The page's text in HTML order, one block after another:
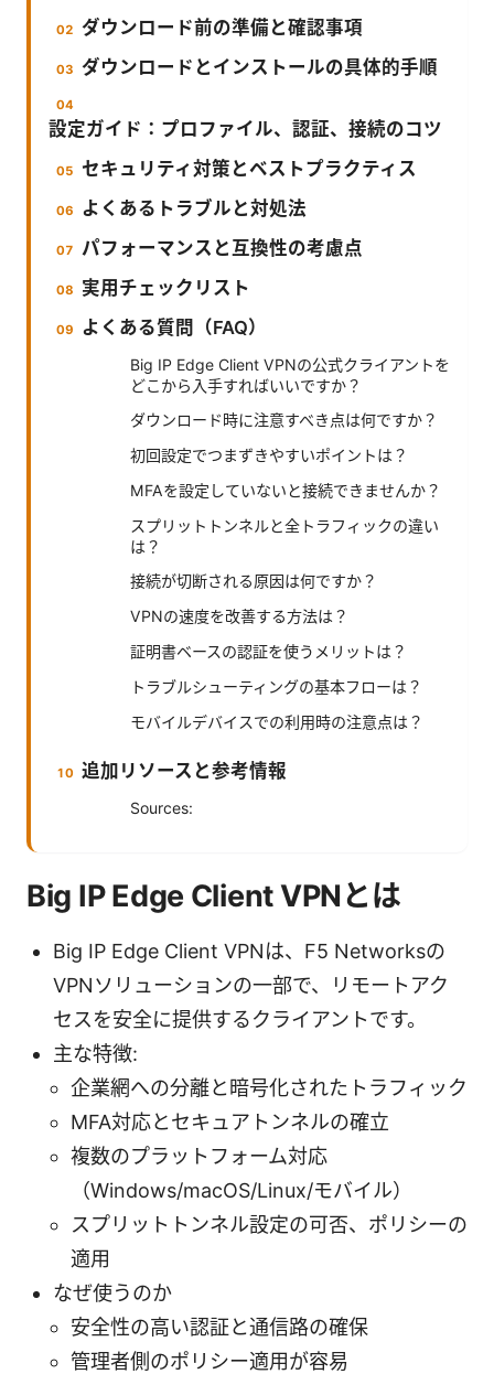
ダウンロード前の準備と確認事項
ダウンロードとインストールの具体的手順
設定ガイド：プロファイル、認証、接続のコツ
セキュリティ対策とベストプラクティス
よくあるトラブルと対処法
パフォーマンスと互換性の考慮点
実用チェックリスト
よくある質問（FAQ）
Big IP Edge Client VPNの公式クライアントを
どこから入手すればいいですか？
ダウンロード時に注意すべき点は何ですか？
初回設定でつまずきやすいポイントは？
MFAを設定していないと接続できませんか？
スプリットトンネルと全トラフィックの違い
は？
接続が切断される原因は何ですか？
VPNの速度を改善する方法は？
証明書ベースの認証を使うメリットは？
トラブルシューティングの基本フローは？
モバイルデバイスでの利用時の注意点は？
追加リソースと参考情報
Sources:
Big IP Edge Client VPNとは
Big IP Edge Client VPNは、F5 Networksの
VPNソリューションの一部で、リモートアク
セスを安全に提供するクライアントです。
主な特徴:
企業網への分離と暗号化されたトラフィック
MFA対応とセキュアトンネルの確立
複数のプラットフォーム対応
（Windows/macOS/Linux/モバイル）
スプリットトンネル設定の可否、ポリシーの
適用
なぜ使うのか
安全性の高い認証と通信路の確保
管理者側のポリシー適用が容易